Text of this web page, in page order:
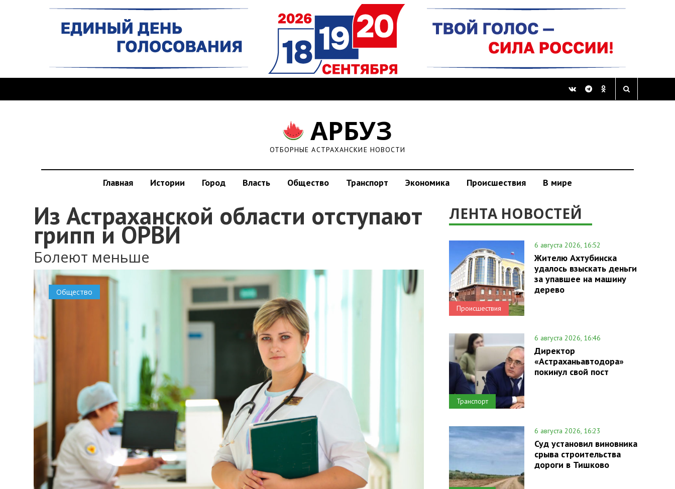
АРБУЗ
ОТБОРНЫЕ АСТРАХАНСКИЕ НОВОСТИ
Главная Истории Город Власть Общество Транспорт Экономика Происшествия В мире
Из Астраханской области отступают
грипп и ОРВИ
Болеют меньше
Общество
ЛЕНТА НОВОСТЕЙ
Происшествия
6 августа 2026, 16:52
Жителю Ахтубинска
удалось взыскать деньги
за упавшее на машину
дерево
Транспорт
6 августа 2026, 16:46
Директор
«Астраханьавтодора»
покинул свой пост
6 августа 2026, 16:23
Суд установил виновника
срыва строительства
дороги в Тишково